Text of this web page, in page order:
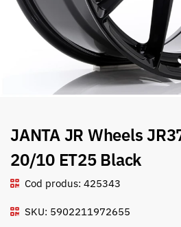
JANTA JR Wheels
20/10 ET25 Black
Cod produs: 425343
SKU: 5902211972655